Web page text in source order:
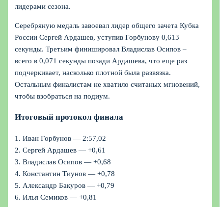
лидерами сезона.
Серебряную медаль завоевал лидер общего зачета Кубка
России Сергей Ардашев, уступив Горбунову 0,613
секунды. Третьим финишировал Владислав Осипов –
всего в 0,071 секунды позади Ардашева, что еще раз
подчеркивает, насколько плотной была развязка.
Остальным финалистам не хватило считаных мгновений,
чтобы взобраться на подиум.
Итоговый протокол финала
1. Иван Горбунов — 2:57,02
2. Сергей Ардашев — +0,61
3. Владислав Осипов — +0,68
4. Константин Тиунов — +0,78
5. Александр Бакуров — +0,79
6. Илья Семиков — +0,81